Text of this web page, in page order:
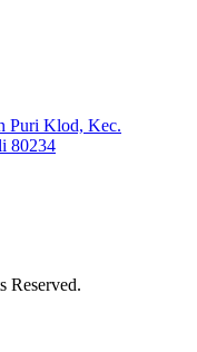
Puri Klod, Kec.
80234
Reserved.